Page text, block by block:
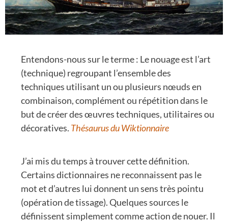
Entendons-nous sur le terme : Le nouage est l’art
(technique) regroupant l’ensemble des
techniques utilisant un ou plusieurs nœuds en
combinaison, complément ou répétition dans le
but de créer des œuvres techniques, utilitaires ou
décoratives. Thésaurus du Wiktionnaire
J’ai mis du temps à trouver cette définition.
Certains dictionnaires ne reconnaissent pas le
mot et d’autres lui donnent un sens très pointu
(opération de tissage). Quelques sources le
définissent simplement comme action de nouer. Il